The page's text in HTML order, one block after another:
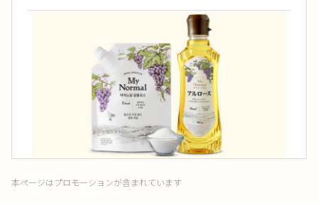
本ページはプロモーションが含まれています